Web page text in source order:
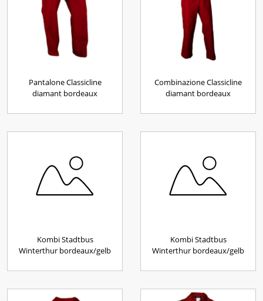
Pantalone Classicline
diamant bordeaux
Combinazione Classicline
diamant bordeaux
Kombi Stadtbus
Winterthur bordeaux/gelb
Kombi Stadtbus
Winterthur bordeaux/gelb